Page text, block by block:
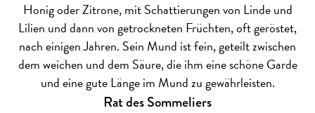
Honig oder Zitrone, mit Schattierungen von Linde und
Lilien und dann von getrockneten Früchten, oft geröstet,
nach einigen Jahren. Sein Mund ist fein, geteilt zwischen
dem weichen und dem Säure, die ihm eine schöne Garde
und eine gute Länge im Mund zu gewährleisten.
Rat des Sommeliers